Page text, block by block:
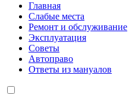
Главная
Слабые места
Ремонт и обслуживание
Эксплуатация
Советы
Автоправо
Ответы из мануалов